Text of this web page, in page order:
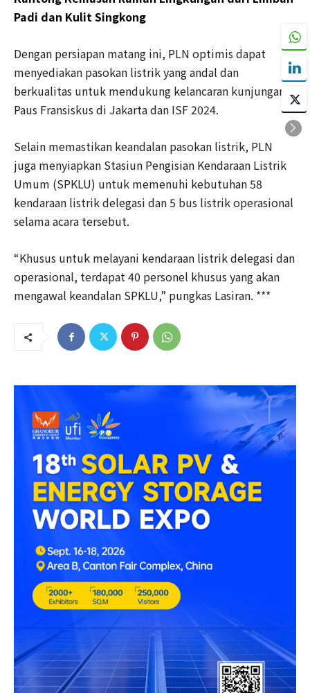
Padi dan Kulit Singkong
Dengan persiapan matang ini, PLN optimis dapat
menyediakan pasokan listrik yang andal dan
berkualitas untuk mendukung kelancaran kunjungan
Paus Fransiskus di Jakarta dan ISF 2024.
Selain memastikan keandalan pasokan listrik, PLN
juga menyiapkan Stasiun Pengisian Kendaraan Listrik
Umum (SPKLU) untuk memenuhi kebutuhan 58
kendaraan listrik delegasi dan 5 bus listrik operasional
selama acara tersebut.
“Khusus untuk melayani kendaraan listrik delegasi dan
operasional, terdapat 40 personel khusus yang akan
mengawal keandalan SPKLU,” pungkas Lasiran. ***